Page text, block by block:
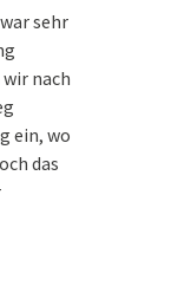
sehr
nach
ein, wo
das